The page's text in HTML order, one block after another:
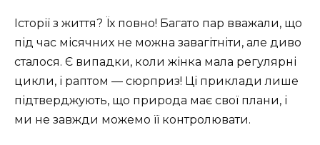
Історії з життя? Їх повно! Багато пар вважали, що
під час місячних не можна завагітніти, але диво
сталося. Є випадки, коли жінка мала регулярні
цикли, і раптом — сюрприз! Ці приклади лише
підтверджують, що природа має свої плани, і
ми не завжди можемо її контролювати.